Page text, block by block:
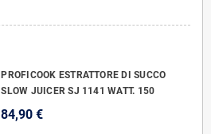
PROFICOOK ESTRATTORE DI SUCCO
SLOW JUICER SJ 1141 WATT. 150
84,90 €